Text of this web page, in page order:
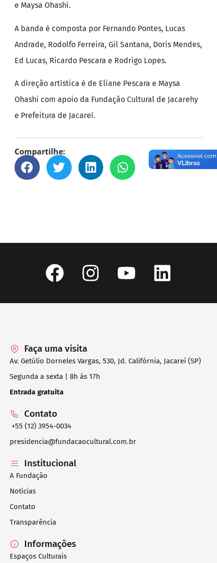
e Maysa Ohashi.
A banda é composta por Fernando Pontes, Lucas
Andrade, Rodolfo Ferreira, Gil Santana, Doris Mendes,
Ed Lucas, Ricardo Pescara e Rodrigo Lopes.
A direção artística é de Eliane Pescara e Maysa
Ohashi com apoio da Fundação Cultural de Jacarehy
e Prefeitura de Jacareí.
Compartilhe:
Faça uma visita
Av. Getúlio Dorneles Vargas, 530, Jd. Califórnia, Jacareí (SP)
Segunda a sexta | 8h às 17h
Entrada gratuita
Contato
+55 (12) 3954-0034
presidencia@fundacaocultural.com.br
Institucional
A Fundação
Notícias
Contato
Transparência
Informações
Espaços Culturais